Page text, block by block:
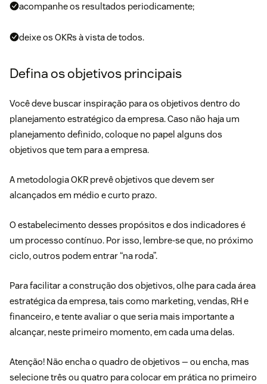
acompanhe os resultados periodicamente;
deixe os OKRs à vista de todos.
Defina os objetivos principais
Você deve buscar inspiração para os objetivos dentro do
planejamento estratégico da empresa. Caso não haja um
planejamento definido, coloque no papel alguns dos
objetivos que tem para a empresa.
A metodologia OKR prevê objetivos que devem ser
alcançados em médio e curto prazo.
O estabelecimento desses propósitos e dos indicadores é
um processo contínuo. Por isso, lembre-se que, no próximo
ciclo, outros podem entrar “na roda”.
Para facilitar a construção dos objetivos, olhe para cada área
estratégica da empresa, tais como marketing, vendas, RH e
financeiro, e tente avaliar o que seria mais importante a
alcançar, neste primeiro momento, em cada uma delas.
Atenção! Não encha o quadro de objetivos — ou encha, mas
selecione três ou quatro para colocar em prática no primeiro